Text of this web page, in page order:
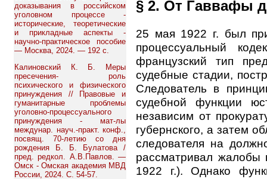
доказывания в российском
уголовном процессе -
исторические, теоретические
и прикладные аспекты -
научно-практическое пособие
— Москва, 2024. — 192 с.
Калиновский К. Б. Меры
пресечения- роль
психического и физического
принуждения // Правовые и
гуманитарные проблемы
уголовно-процессуального
принуждения - мат-лы
междунар. науч.-практ. конф.,
посвящ. 70-летию со дня
рождения Б. Б. Булатова /
пред. редкол. А.В.Павлов. —
Омск - Омская академия МВД
России, 2024. С. 54-57.
§ 2. От Гаввафы
25 мая 1922 г. был
процессуальный
французский тип
судебные стадии,
Следователь в
судебной функции
независим от
губернского, а затем
следователя на
рассматривал жалобы
1922 г.). Однако